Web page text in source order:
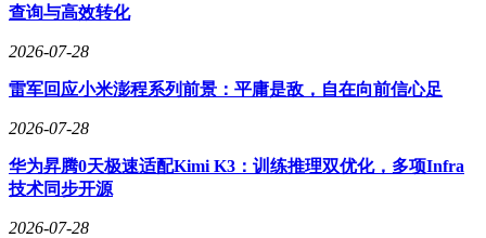
集和商业化路径均取得进展。例如，基于人类第一视角操作数
领域显现。
在访谈最后，Ted被问及“机器人的ChatGPT时刻”何时到来。
他认为，产品层面可能需一两年或更久，技术层面则依赖架
更看好视频动作模型和第一人称人类数据的潜力。
查询与高效转化
2026-07-28
雷军回应小米澎程系列前景：平庸是敌，自在向前信心足
2026-07-28
华为昇腾0天极速适配Kimi K3：训练推理双优化，多项Infra
技术同步开源
2026-07-28